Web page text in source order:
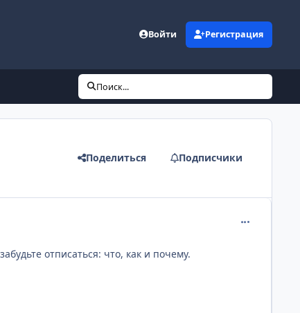
Войти Регистрация
Поиск...
Поделиться Подписчики
отписаться: что, как и почему.